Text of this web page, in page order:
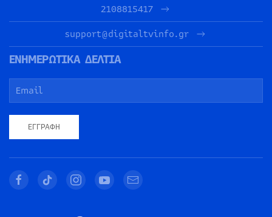
2108815417
support@digitaltvinfo.gr
ΕΝΗΜΕΡΩΤΙΚΑ ΔΕΛΤΙΑ
ΕΓΓΡΑΦΉ